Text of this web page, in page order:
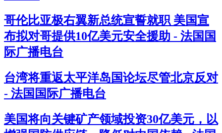
哥伦比亚极右翼新总统宣誓就职 美国宣
布拟对哥提供10亿美元安全援助 - 法国国
际广播电台
台湾将重返太平洋岛国论坛尽管北京反对
- 法国国际广播电台
美国将向关键矿产领域投资30亿美元，以